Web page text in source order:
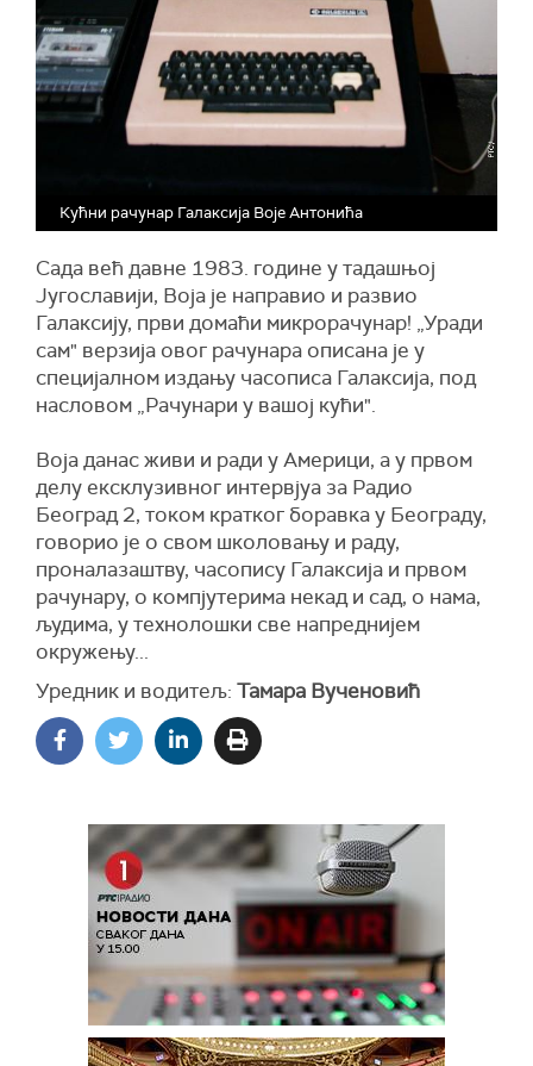
Кућни рачунар Галаксија Воје Антонића
Сада већ давне 1983. године у тадашњој
Југославији, Воја је направио и развио
Галаксију, први домаћи микрорачунар! „Уради
сам" верзија овог рачунара описана је у
специјалном издању часописа Галаксија, под
насловом „Рачунари у вашој кући".
Воја данас живи и ради у Америци, а у првом
делу ексклузивног интервјуа за Радио
Београд 2, током кратког боравка у Београду,
говорио је о свом школовању и раду,
проналазаштву, часопису Галаксија и првом
рачунару, о компјутерима некад и сад, о нама,
људима, у технолошки све напреднијем
окружењу...
Уредник и водитељ: Тамара Вученовић